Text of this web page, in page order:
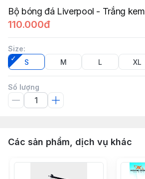
Bộ bóng đá Liverpool - Trắng kem
110.000đ
Size:
S
M L XL
Số lượng
Các sản phẩm, dịch vụ khác